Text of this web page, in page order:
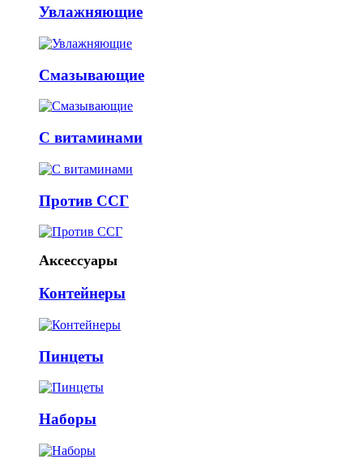
Увлажняющие
Смазывающие
С витаминами
Против ССГ
Аксессуары
Контейнеры
Пинцеты
Наборы